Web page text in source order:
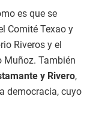
es que se
Comité Texao y
Riveros y el
Muñoz. También
y Rivero,
democracia, cuyo